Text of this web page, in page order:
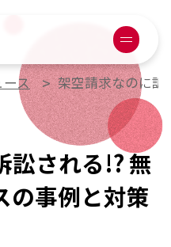
Menu
ス 架空請求なのに訴
訟される!? 無
の事例と対策